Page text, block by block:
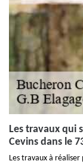
Les travaux qui
Cevins dans le
Les travaux à